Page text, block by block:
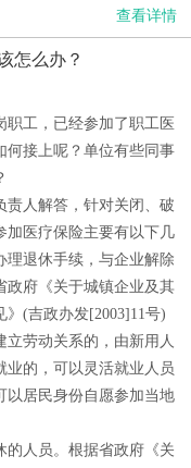
查看详情
怎么办？
工，已经参加了职工医
何接上呢？单位有些同事
人解答，针对关闭、破
加医疗保险主要有以下几
理退休手续，与企业解除
政府《关于城镇企业及其
(吉政办发[2003]11号)
劳动关系的，由新用人
业的，可以灵活就业人员
以居民身份自愿参加当地
人员。根据省政府《关